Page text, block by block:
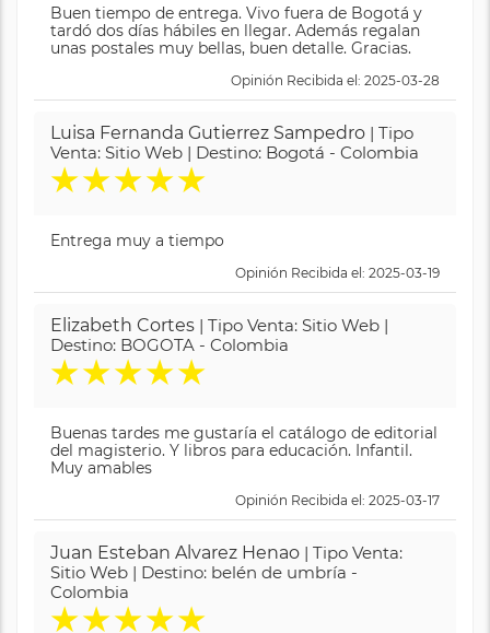
Buen tiempo de entrega. Vivo fuera de Bogotá y
tardó dos días hábiles en llegar. Además regalan
unas postales muy bellas, buen detalle. Gracias.
Opinión Recibida el: 2025-03-28
Luisa Fernanda Gutierrez Sampedro | Tipo
Venta: Sitio Web | Destino: Bogotá - Colombia
★★★★★
Entrega muy a tiempo
Opinión Recibida el: 2025-03-19
Elizabeth Cortes | Tipo Venta: Sitio Web |
Destino: BOGOTA - Colombia
★★★★★
Buenas tardes me gustaría el catálogo de editorial
del magisterio. Y libros para educación. Infantil.
Muy amables
Opinión Recibida el: 2025-03-17
Juan Esteban Alvarez Henao | Tipo Venta:
Sitio Web | Destino: belén de umbría -
Colombia
★★★★★